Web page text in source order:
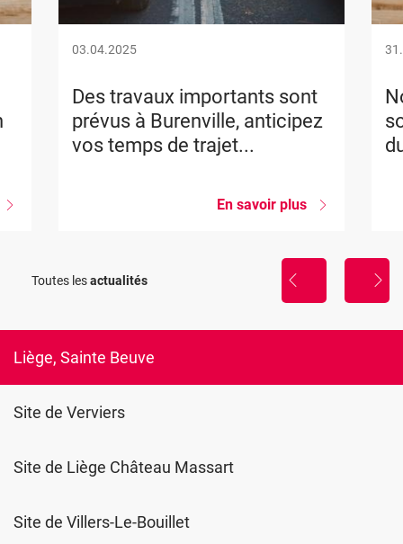
03.04.2025
Des travaux importants sont
prévus à Burenville, anticipez
vos temps de trajet...
En savoir plus sur
à
anticipez
de
Toutes lesactualités
Liège, Sainte Beuve
Site de Verviers
Site de Liège Château Massart
Site de Villers-Le-Bouillet